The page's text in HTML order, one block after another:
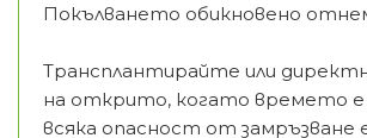
Покълването обикновено
Трансплантирайте или
на открито, когато времето е
всяка опасност от замръзване